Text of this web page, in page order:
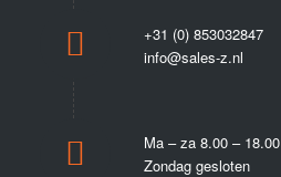
+31 (0) 853032847
info@sales-z.nl
Ma – za 8.00 – 18.00
Zondag gesloten